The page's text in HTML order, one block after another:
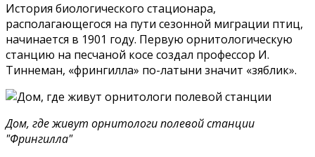
История биологического стационара,
располагающегося на пути сезонной миграции птиц,
начинается в 1901 году. Первую орнитологическую
станцию на песчаной косе создал профессор И.
Тиннеман, «фрингилла» по-латыни значит «зяблик».
Дом, где живут орнитологи полевой станции
"Фрингилла"